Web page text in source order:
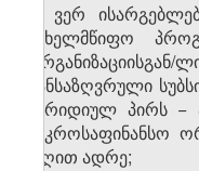
ბ) ვერ
სახელმწიფო
ორგანიზაციისგან/
განსაზღვრული
იურიდიულ პირს −
მიკროსაფინანსო
დღით ადრე;